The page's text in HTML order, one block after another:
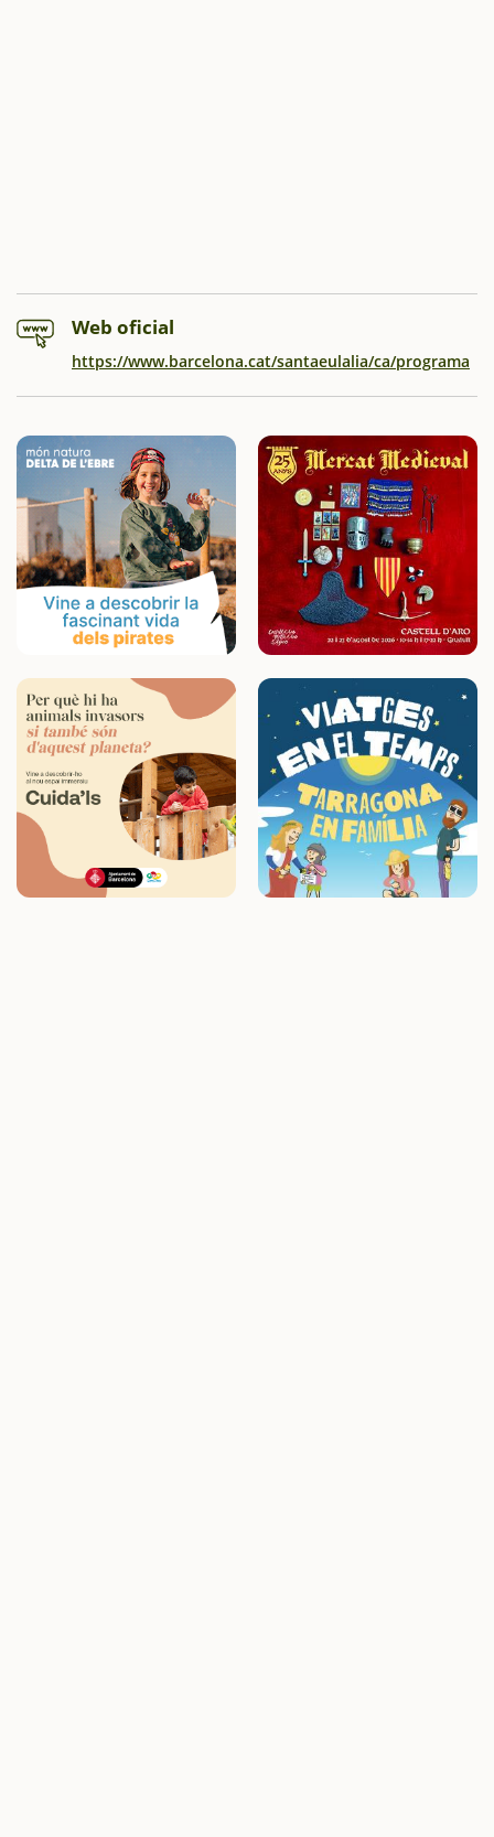
Web oficial
https://www.barcelona.cat/santaeulalia/ca/programa